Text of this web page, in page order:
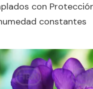
con
constantes